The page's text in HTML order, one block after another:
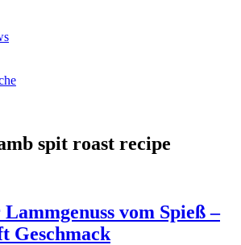
spit roast recipe
vom Spieß –
Geschmack